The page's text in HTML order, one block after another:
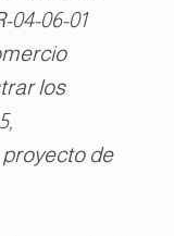
04-06-01
los
de